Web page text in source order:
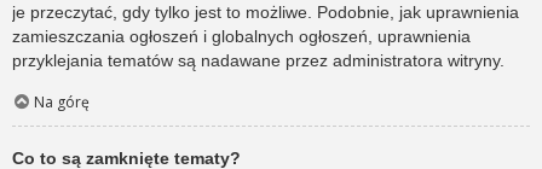
je przeczytać, gdy tylko jest to możliwe. Podobnie, jak uprawnienia
zamieszczania ogłoszeń i globalnych ogłoszeń, uprawnienia
przyklejania tematów są nadawane przez administratora witryny.
Na górę
Co to są zamknięte tematy?